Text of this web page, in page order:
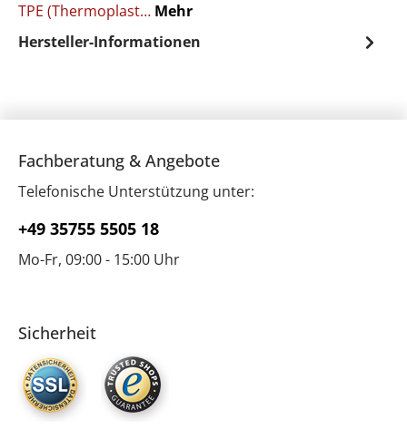
TPE (Thermoplast… Mehr
Hersteller-Informationen
Fachberatung & Angebote
Telefonische Unterstützung unter:
+49 35755 5505 18
Mo-Fr, 09:00 - 15:00 Uhr
Sicherheit